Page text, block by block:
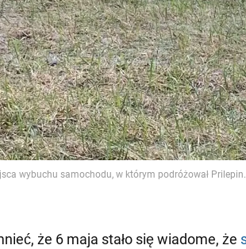
że 6 maja stało się wiadome, że